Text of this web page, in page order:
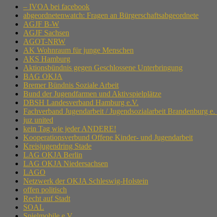
– IVOA bei facebook
abgeordnetenwatch: Fragen an Bürgerschaftsabgeordnete
AGJF B-W
AGJF Sachsen
AGOT-NRW
AK Wohnraum für junge Menschen
AKS Hamburg
Aktionsbündnis gegen Geschlossene Unterbringung
BAG OKJA
Bremer Bündnis Soziale Arbeit
Bund der Jugendfarmen und Aktivspielplätze
DBSH Landesverband Hamburg e.V.
Fachverband Jugendarbeit / Jugendsozialarbeit Brandenburg e.
juz united
kein Tag wie jeder ANDERE!
Kooperationsverbund Offene Kinder- und Jugendarbeit
Kreisjugendring Stade
LAG OKJA Berlin
LAG OKJA Niedersachsen
LAGO
Netzwerk der OKJA Schleswig-Holstein
offen politisch
Recht auf Stadt
SOAL